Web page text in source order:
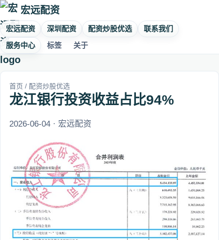
宏远配资
宏远配资 深圳配资 配资炒股优选
联系我们
服务中心
标签 关于
首页 / 配资炒股优选
龙江银行投资收益占比94%
2026-06-04 · 宏远配资